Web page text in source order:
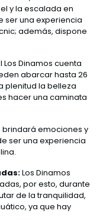
y la escalada en
ser una experiencia
además, dispone
Los Dinamos cuenta
abarcar hasta 26
plenitud la belleza
hacer una caminata
brindará emociones y
ser una experiencia
Los Dinamos
por esto, durante
de la tranquilidad,
ya que hay